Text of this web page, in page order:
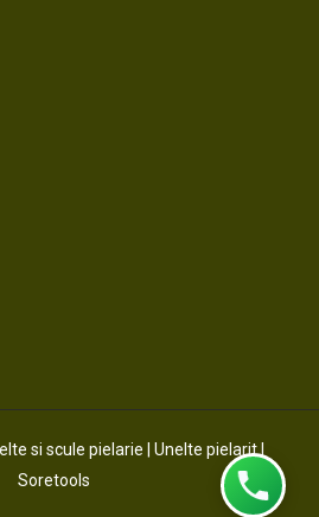
m
si scule pielarie | Unelte pielarit |
Soretools